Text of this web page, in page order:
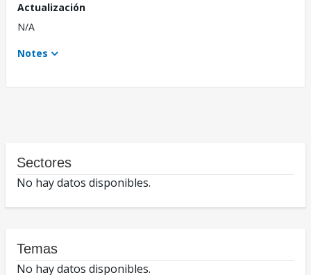
Actualización
N/A
Notes
Sectores
No hay datos disponibles.
Temas
No hay datos disponibles.